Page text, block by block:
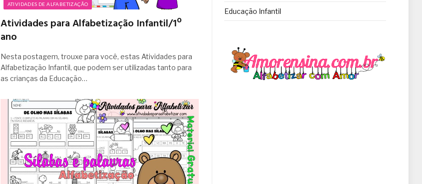
ATIVIDADES DE ALFABETIZAÇÃO
Atividades para Alfabetização Infantil/1º
ano
Nesta postagem, trouxe para você, estas Atividades para
Alfabetização Infantil, que podem ser utilizadas tanto para
as crianças da Educação…
Educação Infantil